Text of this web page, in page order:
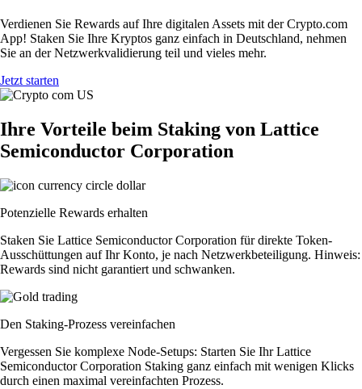
Verdienen Sie Rewards auf Ihre digitalen Assets mit der Crypto.com
App! Staken Sie Ihre Kryptos ganz einfach in Deutschland, nehmen
Sie an der Netzwerkvalidierung teil und vieles mehr.
Jetzt starten
Ihre Vorteile beim Staking von Lattice
Semiconductor Corporation
Potenzielle Rewards erhalten
Staken Sie Lattice Semiconductor Corporation für direkte Token-
Ausschüttungen auf Ihr Konto, je nach Netzwerkbeteiligung. Hinweis:
Rewards sind nicht garantiert und schwanken.
Den Staking-Prozess vereinfachen
Vergessen Sie komplexe Node-Setups: Starten Sie Ihr Lattice
Semiconductor Corporation Staking ganz einfach mit wenigen Klicks
durch einen maximal vereinfachten Prozess.